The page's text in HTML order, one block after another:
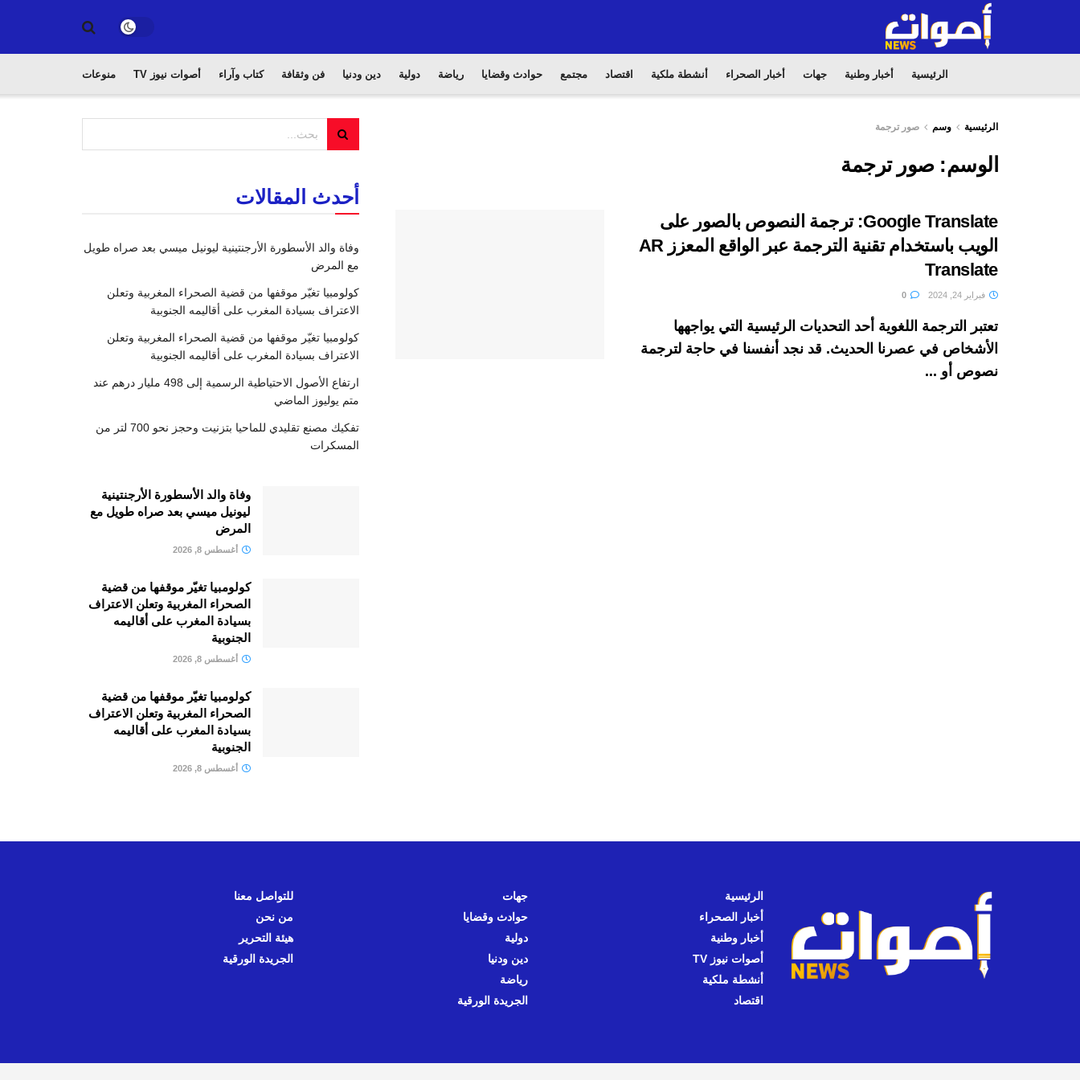
الرئيسية أخبار وطنية جهات أخبار الصحراء أنشطة ملكية اقتصاد مجتمع حوادث وقضايا رياضة دولية دين ودنيا فن وثقافة كتاب وآراء أصوات نيوز TV منوعات
الرئيسية وسم صور ترجمة
الوسم:صور ترجمة
Google Translate: ترجمة النصوص بالصور على
الويب باستخدام تقنية الترجمة عبر الواقع المعزز AR
Translate
فبراير 24, 2024
تعتبر الترجمة اللغوية أحد التحديات الرئيسية التي يواجهها
الأشخاص في عصرنا الحديث. قد نجد أنفسنا في حاجة لترجمة
نصوص أو ...
أحدث المقالات
وفاة والد الأسطورة الأرجنتينية ليونيل ميسي بعد صراه طويل
مع المرض
كولومبيا تغيّر موقفها من قضية الصحراء المغربية وتعلن
الاعتراف بسيادة المغرب على أقاليمه الجنوبية
كولومبيا تغيّر موقفها من قضية الصحراء المغربية وتعلن
الاعتراف بسيادة المغرب على أقاليمه الجنوبية
ارتفاع الأصول الاحتياطية الرسمية إلى 498 مليار درهم عند
متم يوليوز الماضي
تفكيك مصنع تقليدي للماحيا بتزنيت وحجز نحو 700 لتر من
المسكرات
وفاة والد الأسطورة الأرجنتينية
ليونيل ميسي بعد صراه طويل مع
المرض
أغسطس 8, 2026
كولومبيا تغيّر موقفها من قضية
الصحراء المغربية وتعلن الاعتراف
بسيادة المغرب على أقاليمه
الجنوبية
أغسطس 8, 2026
كولومبيا تغيّر موقفها من قضية
الصحراء المغربية وتعلن الاعتراف
بسيادة المغرب على أقاليمه
الجنوبية
أغسطس 8, 2026
الرئيسية
أخبار الصحراء
أخبار وطنية
أصوات نيوز TV
أنشطة ملكية
اقتصاد
جهات
حوادث وقضايا
دولية
دين ودنيا
رياضة
الجريدة الورقية
للتواصل معنا
من نحن
هيئة التحرير
الجريدة الورقية